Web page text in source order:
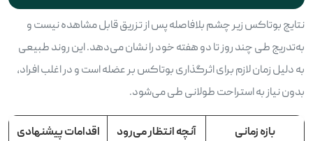
نتایج بوتاکس زیر چشم بلافاصله پس از تزریق قابل مشاهده نیست و
به‌تدریج طی چند روز تا دو هفته خود را نشان می‌دهد. این روند طبیعی
به دلیل زمان لازم برای اثرگذاری بوتاکس بر عضله است و در اغلب افراد،
بدون نیاز به استراحت طولانی طی می‌شود.
بازه زمانی آنچه انتظار می‌رود اقدامات پیشنهادی